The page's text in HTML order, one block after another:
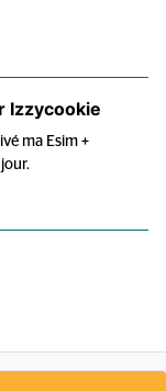
Izzycookie
ma Esim +